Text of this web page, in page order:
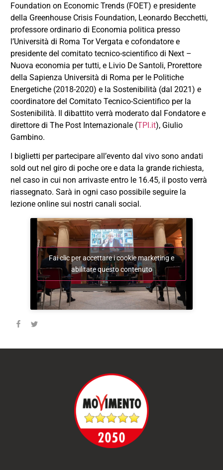
Foundation on Economic Trends (FOET) e presidente
della Greenhouse Crisis Foundation, Leonardo Becchetti,
professore ordinario di Economia politica presso
l’Università di Roma Tor Vergata e cofondatore e
presidente del comitato tecnico-scientifico di Next –
Nuova economia per tutti, e Livio De Santoli, Prorettore
della Sapienza Università di Roma per le Politiche
Energetiche (2018-2020) e la Sostenibilità (dal 2021) e
coordinatore del Comitato Tecnico-Scientifico per la
Sostenibilità. Il dibattito verrà moderato dal Fondatore e
direttore di The Post Internazionale (TPI.it), Giulio
Gambino.
I biglietti per partecipare all’evento dal vivo sono andati
sold out nel giro di poche ore e data la grande richiesta,
nel caso in cui non arrivaste entro le 16.45, il posto verrà
riassegnato. Sarà in ogni caso possibile seguire la
lezione online sui nostri canali social.
Fai clic per accettare i cookie marketing e
abilitare questo contenuto